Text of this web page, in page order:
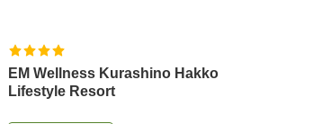
EM Wellness Kurashino Hakko
Lifestyle Resort